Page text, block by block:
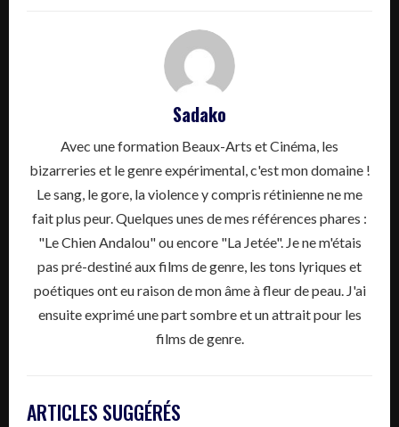
Sadako
Avec une formation Beaux-Arts et Cinéma, les
bizarreries et le genre expérimental, c'est mon domaine !
Le sang, le gore, la violence y compris rétinienne ne me
fait plus peur. Quelques unes de mes références phares :
"Le Chien Andalou" ou encore "La Jetée". Je ne m'étais
pas pré-destiné aux films de genre, les tons lyriques et
poétiques ont eu raison de mon âme à fleur de peau. J'ai
ensuite exprimé une part sombre et un attrait pour les
films de genre.
ARTICLES SUGGÉRÉS